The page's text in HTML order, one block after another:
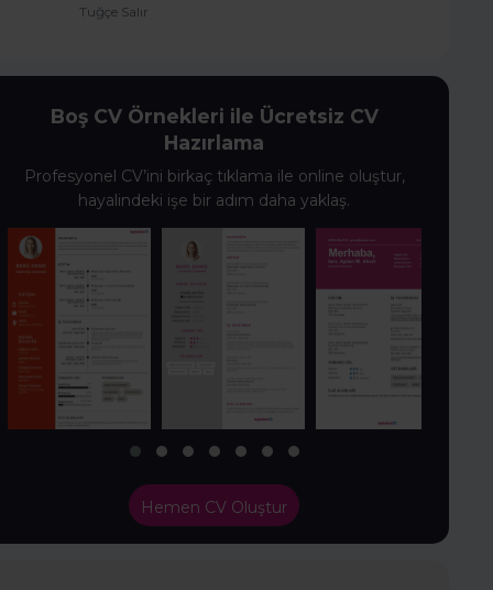
Tuğçe Salır
Boş CV Örnekleri ile Ücretsiz CV
Hazırlama
Profesyonel CV’ini birkaç tıklama ile online oluştur,
hayalindeki işe bir adım daha yaklaş.
Hemen CV Oluştur